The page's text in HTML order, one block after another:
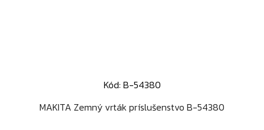
Kód: B-54380
MAKITA Zemný vrták príslušenstvo B-54380